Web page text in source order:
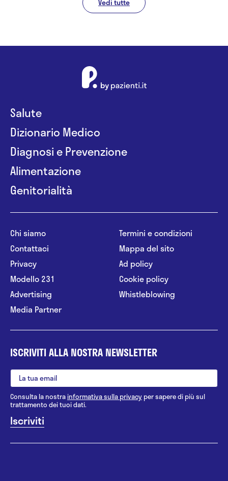
Salute
Dizionario Medico
Diagnosi e Prevenzione
Alimentazione
Genitorialità
Chi siamo
Contattaci
Privacy
Modello 231
Advertising
Media Partner
Termini e condizioni
Mappa del sito
Ad policy
Cookie policy
Whistleblowing
ISCRIVITI ALLA NOSTRA NEWSLETTER
Consulta la nostrainformativa sulla privacy per sapere di più sul
trattamento dei tuoi dati.